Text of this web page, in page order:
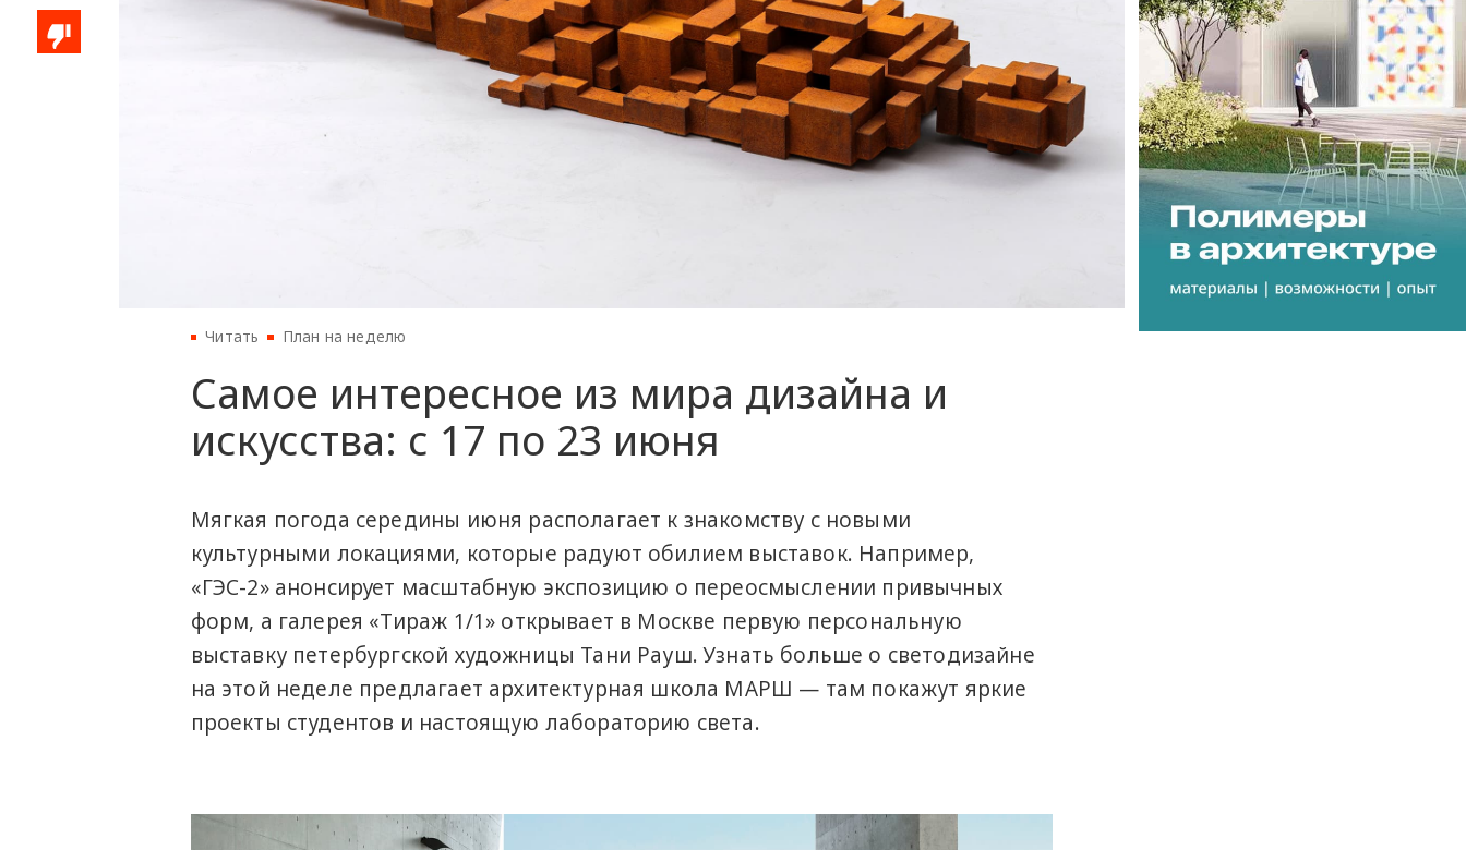
Читать План на неделю
Самое интересное из мира дизайна и
искусства: с 17 по 23 июня
Мягкая погода середины июня располагает к знакомству с новыми
культурными локациями, которые радуют обилием выставок. Например,
«ГЭС-2» анонсирует масштабную экспозицию о переосмыслении привычных
форм, а галерея «Тираж 1/1» открывает в Москве первую персональную
выставку петербургской художницы Тани Рауш. Узнать больше о светодизайне
на этой неделе предлагает архитектурная школа МАРШ — там покажут яркие
проекты студентов и настоящую лабораторию света.